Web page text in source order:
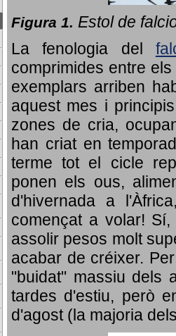
Figura 1. Estol de
La fenologia del
comprimides entre
exemplars arriben
aquest mes i
zones de cria,
han criat en
terme tot el cicle
ponen els ous,
d'hivernada a
començat a volar!
assolir pesos molt
acabar de créixer.
"buidat" massiu dels
tardes d'estiu, però
d'agost (la majoria